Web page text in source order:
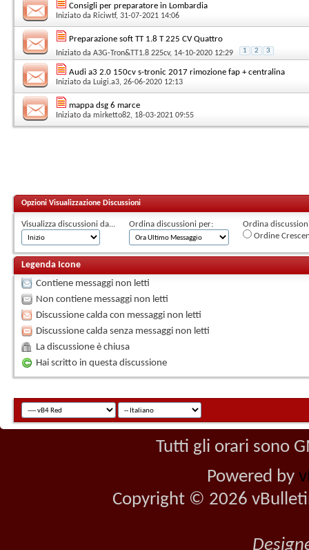
Consigli per preparatore in Lombardia
Iniziato da Riciwtf, 31-07-2021 14:06
Preparazione soft TT 1.8 T 225 CV Quattro
Iniziato da A3G-Tron&TT1.8 225cv, 14-10-2020 12:29 1 2 3
Audi a3 2.0 150cv s-tronic 2017 rimozione fap + centralina
Iniziato da Luigi.a3, 26-06-2020 12:13
mappa dsg 6 marce
Iniziato da mirketto82, 18-03-2021 09:55
Opzioni Visualizzazione Discussioni
Visualizza discussioni da... Ordina discussioni per:
Ordina
Ordine
Legenda Icone
Contiene messaggi non letti
Non contiene messaggi non letti
Discussione calda con messaggi non letti
Discussione calda senza messaggi non letti
La discussione è chiusa
Hai scritto in questa discussione
Tutti gli orari sono
Powered by
Copyright © 2026